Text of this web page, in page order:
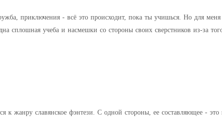
приключения - всё это происходит, пока ты учишься. Но для
сплошная учеба и насмешки со стороны своих сверстников из-за
к жанру славянское фэнтези. С одной стороны, ее составляющее -